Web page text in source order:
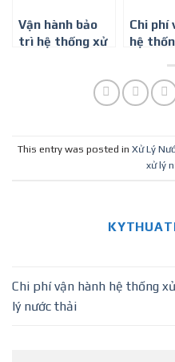
Vận hành bảo
trì hệ thống xử
Chi phí
hệ
This entry was posted in Xử Lý
xử lý
Chi phí vận hành hệ thống xử
lý nước thải